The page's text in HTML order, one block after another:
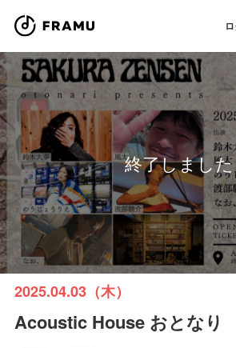
終了しました
2025.04.03（木）
Acoustic House おとなり